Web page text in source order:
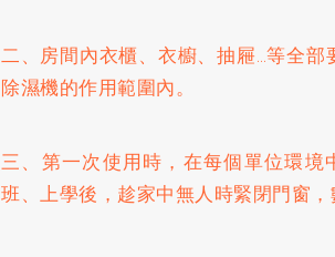
二、房間內衣櫃、衣櫥、抽屜…等全
除濕機的作用範圍內。
三、第一次使用時，在每個單位環
班、上學後，趁家中無人時緊閉門窗，